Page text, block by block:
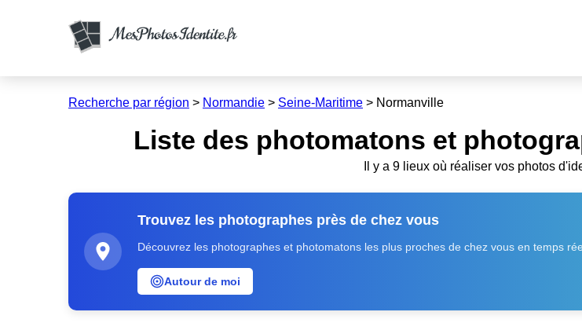
Recherche par région > Normandie > Seine-Maritime > Normanville
Liste des photomatons et
Il y a 9 lieux où réaliser vos photos
Trouvez les photographes près de chez vous
Découvrez les photographes et photomatons les plus proches de chez vous en temps
Autour de moi